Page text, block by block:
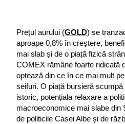
Prețul aurului (GOLD) se
aproape 0,8% în creștere,
mai slab și de o piață fizică
COMEX rămâne foarte ridicată
optează din ce în ce mai mult
seifuri. O piață bursieră
istoric, potențiala relaxare a
macroeconomice mai slabe din
de politicile Casei Albe și de